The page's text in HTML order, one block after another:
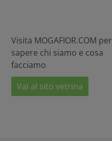
Visita MOGAFIOR.COM per
sapere chi siamo e cosa
facciamo
Vai al sito vetrina